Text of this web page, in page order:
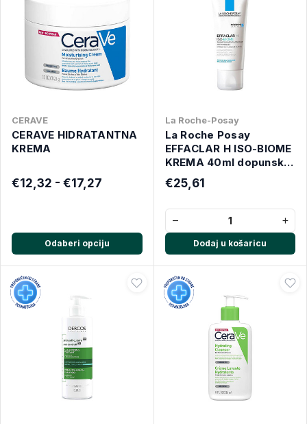
CERAVE
CERAVE HIDRATANTNA
KREMA
€12,32 - €17,27
Odaberi opciju
La Roche-Posay
La Roche Posay
EFFACLAR H ISO-BIOME
KREMA 40ml dopunska
umirujuća hidratantna
njega
€25,61
− +
Dodaj u košaricu